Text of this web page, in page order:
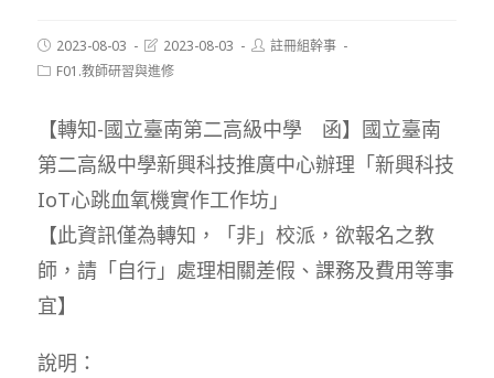
Post
published:
2023-08-03
Post
last
modified:
2023-08-03
Post註冊組幹事
PostF01.教師研習與進修
【轉知-國立臺南第二高級中學 函】國立臺南
第二高級中學新興科技推廣中心辦理「新興科技
IoT心跳血氧機實作工作坊」
【此資訊僅為轉知，「非」校派，欲報名之教
師，請「自行」處理相關差假、課務及費用等事
宜】
說明：